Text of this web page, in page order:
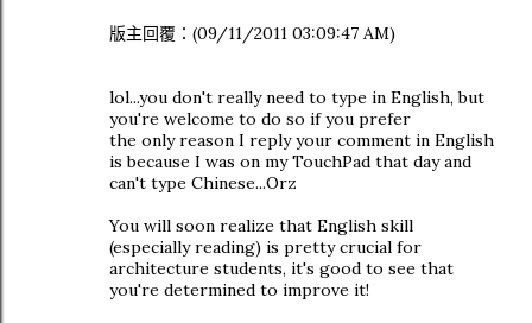
版主回覆：(09/11/2011 03:09:47 AM)
lol...you don't really need to type in English, but
you're welcome to do so if you prefer
the only reason I reply your comment in English
is because I was on my TouchPad that day and
can't type Chinese...Orz
You will soon realize that English skill
(especially reading) is pretty crucial for
architecture students, it's good to see that
you're determined to improve it!